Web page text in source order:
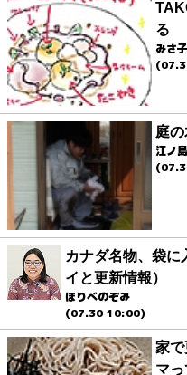
る
みさ
庭の
江ノ
カナダ名物、袋に
イと更新情報）
ほりべのぞみ
(07.30 10:00)
家
マっ